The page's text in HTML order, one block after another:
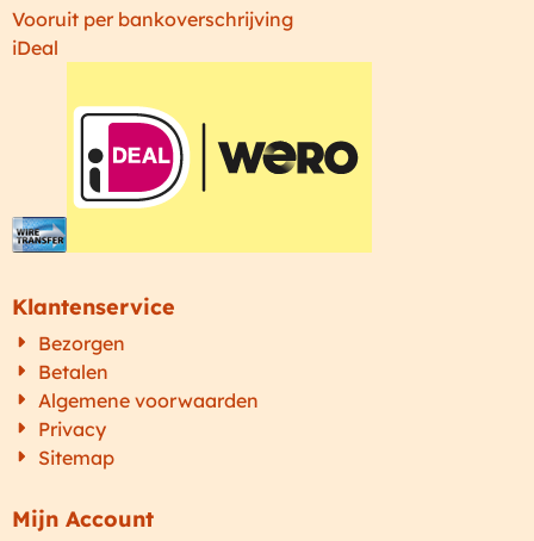
Vooruit per bankoverschrijving
iDeal
Klantenservice
Bezorgen
Betalen
Algemene voorwaarden
Privacy
Sitemap
Mijn Account